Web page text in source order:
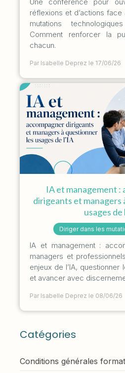
réflexions et d’actions
mutations
Comment renforcer la
chacun.
Par Isabelle Deprez le 17/06/26
IA et management :
dirigeants et managers
usages de
Diriger dans les
IA et management :
managers et
enjeux de l’IA, questionner
et avancer avec
Par Isabelle Deprez le 08/06/26
Catégories
Conditions générales